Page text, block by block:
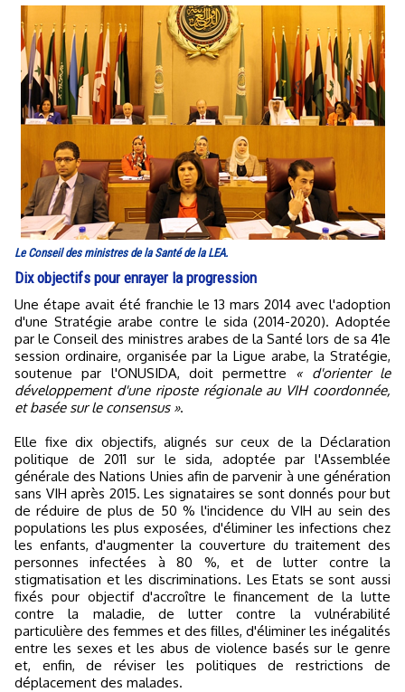
Le Conseil des ministres de la Santé de la LEA.
Dix objectifs pour enrayer la progression
Une étape avait été franchie le 13 mars 2014 avec l'adoption
d'une Stratégie arabe contre le sida (2014-2020). Adoptée
par le Conseil des ministres arabes de la Santé lors de sa 41e
session ordinaire, organisée par la Ligue arabe, la Stratégie,
soutenue par l'ONUSIDA, doit permettre « d'orienter le
développement d'une riposte régionale au VIH coordonnée,
et basée sur le consensus ».
Elle fixe dix objectifs, alignés sur ceux de la Déclaration
politique de 2011 sur le sida, adoptée par l'Assemblée
générale des Nations Unies afin de parvenir à une génération
sans VIH après 2015. Les signataires se sont donnés pour but
de réduire de plus de 50 % l'incidence du VIH au sein des
populations les plus exposées, d'éliminer les infections chez
les enfants, d'augmenter la couverture du traitement des
personnes infectées à 80 %, et de lutter contre la
stigmatisation et les discriminations. Les Etats se sont aussi
fixés pour objectif d'accroître le financement de la lutte
contre la maladie, de lutter contre la vulnérabilité
particulière des femmes et des filles, d'éliminer les inégalités
entre les sexes et les abus de violence basés sur le genre
et, enfin, de réviser les politiques de restrictions de
déplacement des malades.